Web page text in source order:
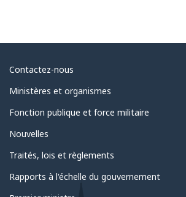
Au
sujet
du
gouvernement
Contactez-nous
Ministères et organismes
Fonction publique et force militaire
Nouvelles
Traités, lois et règlements
Rapports à l'échelle du gouvernement